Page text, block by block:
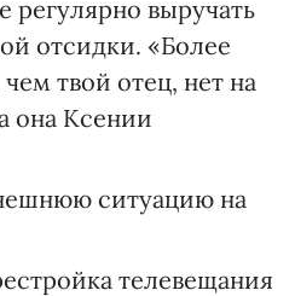
выручать
отсидки. «Более
твой отец, нет на
она Ксении
ситуацию на
телевещания